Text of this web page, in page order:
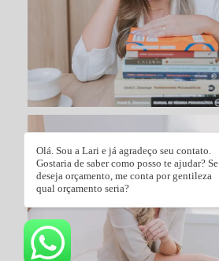
Olá. Sou a Lari e já agradeço seu contato.
Gostaria de saber como posso te ajudar? Se
deseja orçamento, me conta por gentileza
qual orçamento seria?